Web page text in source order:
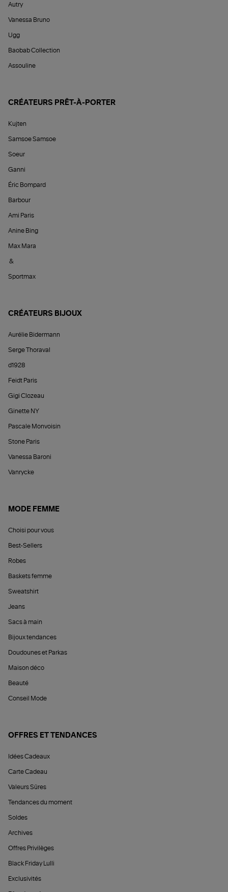
Autry
Vanessa Bruno
Ugg
Baobab Collection
Assouline
CRÉATEURS PRÊT-À-PORTER
Kujten
Samsoe Samsoe
Soeur
Ganni
Éric Bompard
Barbour
Ami Paris
Anine Bing
Max Mara
&
Sportmax
CRÉATEURS BIJOUX
Aurélie Bidermann
Serge Thoraval
d1928
Feidt Paris
Gigi Clozeau
Ginette NY
Pascale Monvoisin
Stone Paris
Vanessa Baroni
Vanrycke
MODE FEMME
Choisi pour vous
Best-Sellers
Robes
Baskets femme
Sweatshirt
Jeans
Sacs à main
Bijoux tendances
Doudounes et Parkas
Maison déco
Beauté
Conseil Mode
OFFRES ET TENDANCES
Idées Cadeaux
Carte Cadeau
Valeurs Sûres
Tendances du moment
Soldes
Archives
Offres Privilèges
Black Friday Lulli
Exclusivités